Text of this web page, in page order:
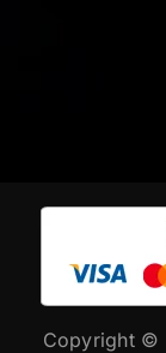
Copyright ©